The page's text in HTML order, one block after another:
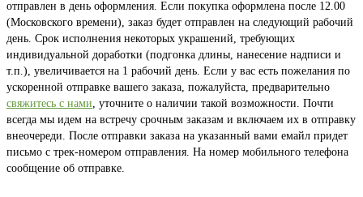
отправлен в день оформления. Если покупка оформлена после 12.00
(Московского времени), заказ будет отправлен на следующий рабочий
день. Срок исполнения некоторых украшений, требующих
индивидуальной доработки (подгонка длины, нанесение надписи и
т.п.), увеличивается на 1 рабочий день. Если у вас есть пожелания по
ускоренной отправке вашего заказа, пожалуйста, предварительно
свяжитесь с нами, уточните о наличии такой возможности. Почти
всегда мы идем на встречу срочным заказам и включаем их в отправку
внеочереди. После отправки заказа на указанный вами емайл придет
письмо с трек-номером отправления. На номер мобильного телефона
сообщение об отправке.